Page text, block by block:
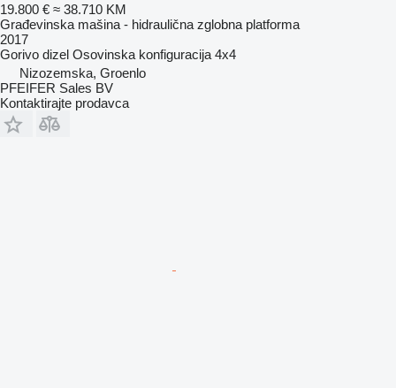
19.800 € ≈ 38.710 KM
Građevinska mašina - hidraulična zglobna platforma
2017
Gorivo dizel Osovinska konfiguracija 4x4
Nizozemska, Groenlo
PFEIFER Sales BV
Kontaktirajte prodavca